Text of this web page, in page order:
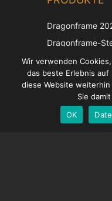
Dragonframe
Dragonframe-
DDMX-512
DMC-32
EOS LV-
Wir verwenden
das beste Erlebnis auf
diese Website
Sie
OK